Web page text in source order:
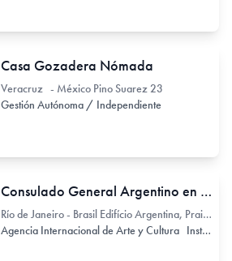
Casa Gozadera Nómada
Veracruz - México Pino Suarez 23
Gestión Autónoma / Independiente
Consulado General Argentino en Rio de Janeiro
Río de Janeiro - Brasil Edifício Argentina, Praia de Botafogo 228
Agencia Internacional de Arte y Cultura Institución o Dependencia Pública / Estatal o Provincial